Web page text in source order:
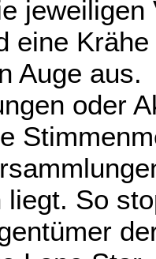
eine
Auge aus.
oder
liegt. So